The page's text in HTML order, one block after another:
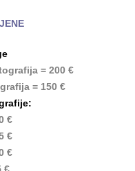
= 200 €
= 150 €
€
€
€